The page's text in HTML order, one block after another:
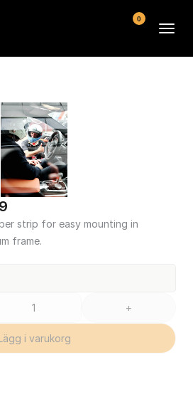
strip for easy mounting in
frame.
+
i varukorg
Kontakt
Köpvillkor
0